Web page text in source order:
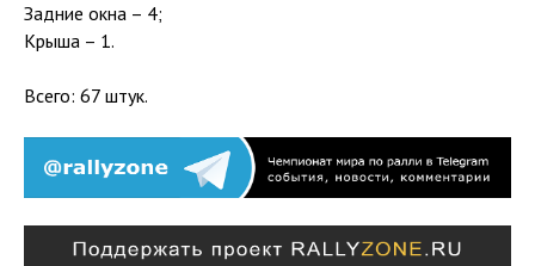
Задние окна – 4;
Крыша – 1.
Всего: 67 штук.